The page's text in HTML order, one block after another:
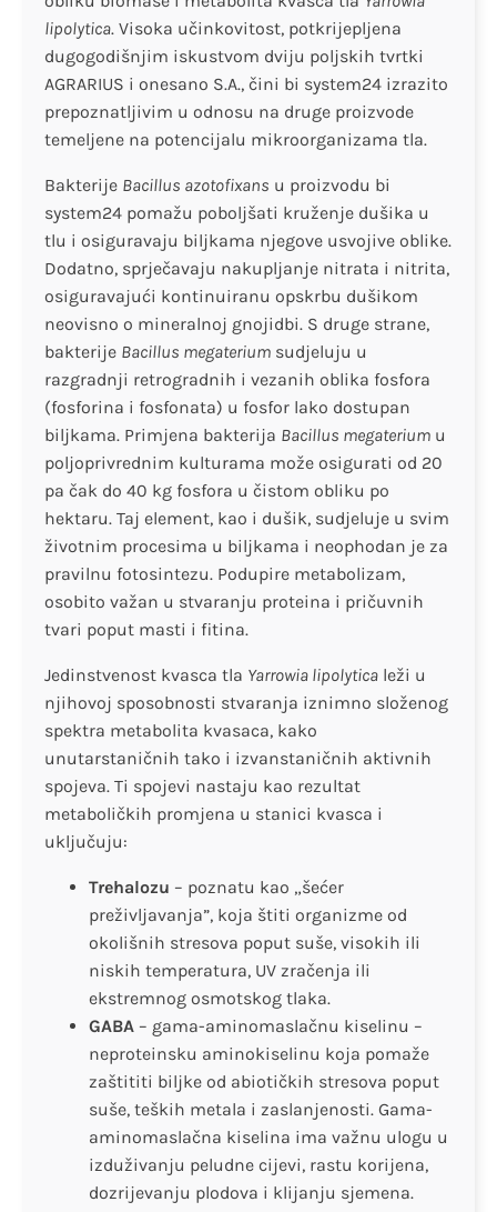
lipolytica. Visoka učinkovitost, potkrijepljena
dugogodišnjim iskustvom dviju poljskih tvrtki
AGRARIUS i onesano S.A., čini bi system24 izrazito
prepoznatljivim u odnosu na druge proizvode
temeljene na potencijalu mikroorganizama tla.
Bakterije Bacillus azotofixans u proizvodu bi
system24 pomažu poboljšati kruženje dušika u
tlu i osiguravaju biljkama njegove usvojive oblike.
Dodatno, sprječavaju nakupljanje nitrata i nitrita,
osiguravajući kontinuiranu opskrbu dušikom
neovisno o mineralnoj gnojidbi. S druge strane,
bakterije Bacillus megaterium sudjeluju u
razgradnji retrogradnih i vezanih oblika fosfora
(fosforina i fosfonata) u fosfor lako dostupan
biljkama. Primjena bakterija Bacillus megaterium u
poljoprivrednim kulturama može osigurati od 20
pa čak do 40 kg fosfora u čistom obliku po
hektaru. Taj element, kao i dušik, sudjeluje u svim
životnim procesima u biljkama i neophodan je za
pravilnu fotosintezu. Podupire metabolizam,
osobito važan u stvaranju proteina i pričuvnih
tvari poput masti i fitina.
Jedinstvenost kvasca tla Yarrowia lipolytica leži u
njihovoj sposobnosti stvaranja iznimno složenog
spektra metabolita kvasaca, kako
unutarstaničnih tako i izvanstaničnih aktivnih
spojeva. Ti spojevi nastaju kao rezultat
metaboličkih promjena u stanici kvasca i
uključuju:
Trehalozu – poznatu kao „šećer
preživljavanja”, koja štiti organizme od
okolišnih stresova poput suše, visokih ili
niskih temperatura, UV zračenja ili
ekstremnog osmotskog tlaka.
GABA – gama-aminomaslačnu kiselinu –
neproteinsku aminokiselinu koja pomaže
zaštititi biljke od abiotičkih stresova poput
suše, teških metala i zaslanjenosti. Gama-
aminomaslačna kiselina ima važnu ulogu u
izduživanju peludne cijevi, rastu korijena,
dozrijevanju plodova i klijanju sjemena.